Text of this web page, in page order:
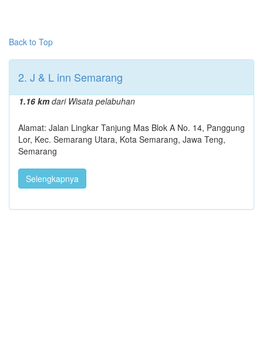
Back to Top
2. J & L inn Semarang
1.16 kmdari Wisata pelabuhan
Alamat: Jalan Lingkar Tanjung Mas Blok A No. 14, Panggung
Lor, Kec. Semarang Utara, Kota Semarang, Jawa Teng,
Semarang
Selengkapnya